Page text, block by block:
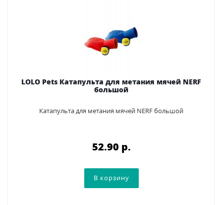
LOLO Pets Катапульта для метания мячей NERF
большой
Катапульта для метания мячей NERF большой
52.90 p.